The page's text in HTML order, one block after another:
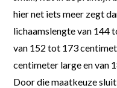
hier net iets meer zegt
lichaamslengte van 144
van 152 tot 173
centimeter large en van
Door die maatkeuze